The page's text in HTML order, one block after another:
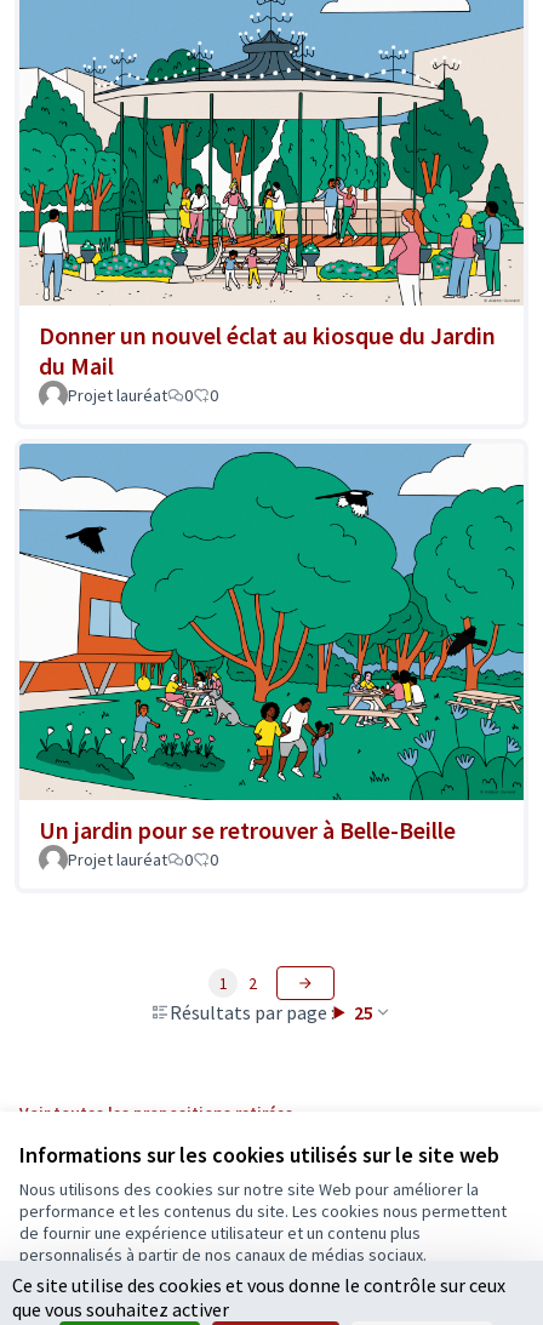
Informations sur les cookies utilisés sur le site web
Nous utilisons des cookies sur notre site Web pour améliorer la
performance et les contenus du site. Les cookies nous permettent
de fournir une expérience utilisateur et un contenu plus
personnalisés à partir de nos canaux de médias sociaux.
Tout accepter
Donner un nouvel éclat au kiosque du Jardin
du Mail
Projet lauréat 0 0
Un jardin pour se retrouver à Belle-Beille
Projet lauréat 0 0
Résultats par page : 25
1 2
Voir toutes les propositions retirées
Conditions d'utilisation
Paramètres des cookies
Ecrivons Angers sur X
(Lien externe)
Ecrivons Angers sur Facebook
(Lien externe)
Ce site utilise des cookies et vous donne le contrôle sur ceux
que vous souhaitez activer